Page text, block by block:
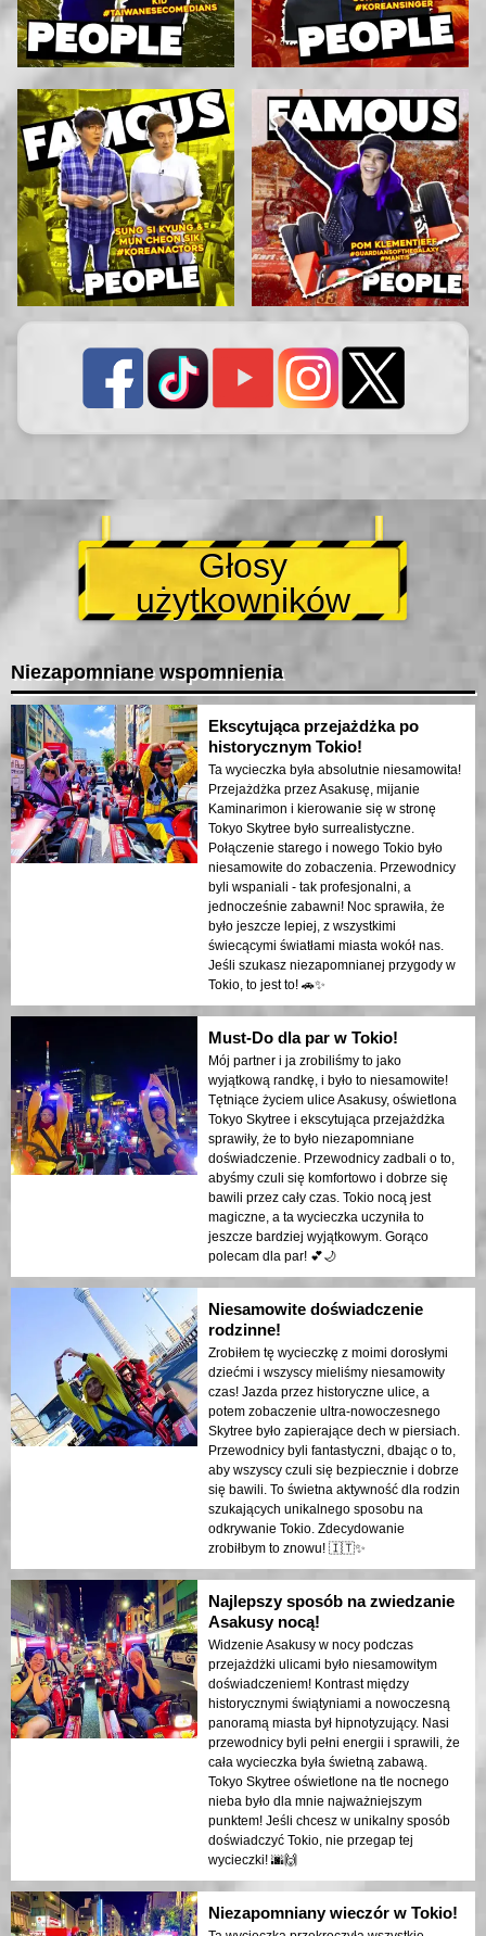
Głosy
użytkowników
Niezapomniane wspomnienia
Ekscytująca przejażdżka po
historycznym Tokio!
Ta wycieczka była absolutnie niesamowita!
Przejażdżka przez Asakusę, mijanie
Kaminarimon i kierowanie się w stronę
Tokyo Skytree było surrealistyczne.
Połączenie starego i nowego Tokio było
niesamowite do zobaczenia. Przewodnicy
byli wspaniali - tak profesjonalni, a
jednocześnie zabawni! Noc sprawiła, że
było jeszcze lepiej, z wszystkimi
świecącymi światłami miasta wokół nas.
Jeśli szukasz niezapomnianej przygody w
Tokio, to jest to! 🚗✨
Must-Do dla par w Tokio!
Mój partner i ja zrobiliśmy to jako
wyjątkową randkę, i było to niesamowite!
Tętniące życiem ulice Asakusy, oświetlona
Tokyo Skytree i ekscytująca przejażdżka
sprawiły, że to było niezapomniane
doświadczenie. Przewodnicy zadbali o to,
abyśmy czuli się komfortowo i dobrze się
bawili przez cały czas. Tokio nocą jest
magiczne, a ta wycieczka uczyniła to
jeszcze bardziej wyjątkowym. Gorąco
polecam dla par! 💕🌙
Niesamowite doświadczenie
rodzinne!
Zrobiłem tę wycieczkę z moimi dorosłymi
dziećmi i wszyscy mieliśmy niesamowity
czas! Jazda przez historyczne ulice, a
potem zobaczenie ultra-nowoczesnego
Skytree było zapierające dech w piersiach.
Przewodnicy byli fantastyczni, dbając o to,
aby wszyscy czuli się bezpiecznie i dobrze
się bawili. To świetna aktywność dla rodzin
szukających unikalnego sposobu na
odkrywanie Tokio. Zdecydowanie
zrobiłbym to znowu! 🇮🇹✨
Najlepszy sposób na zwiedzanie
Asakusy nocą!
Widzenie Asakusy w nocy podczas
przejażdżki ulicami było niesamowitym
doświadczeniem! Kontrast między
historycznymi świątyniami a nowoczesną
panoramą miasta był hipnotyzujący. Nasi
przewodnicy byli pełni energii i sprawili, że
cała wycieczka była świetną zabawą.
Tokyo Skytree oświetlone na tle nocnego
nieba było dla mnie najważniejszym
punktem! Jeśli chcesz w unikalny sposób
doświadczyć Tokio, nie przegap tej
wycieczki! 🌆🙌
Niezapomniany wieczór w Tokio!